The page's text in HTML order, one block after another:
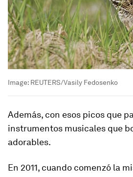
Image: REUTERS/Vasily Fedosenko
Además, con esos picos que
instrumentos musicales que
adorables.
En 2011, cuando comenzó la